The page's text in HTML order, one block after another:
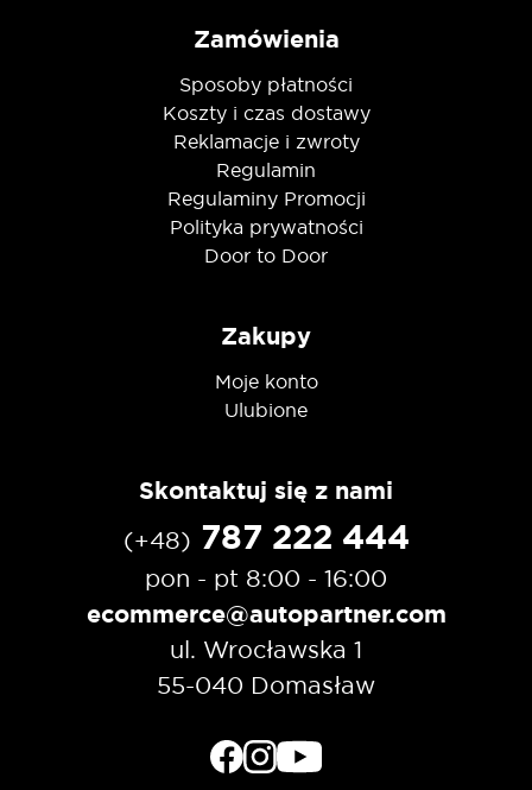
Zamówienia
Sposoby płatności
Koszty i czas dostawy
Reklamacje i zwroty
Regulamin
Regulaminy Promocji
Polityka prywatności
Door to Door
Zakupy
Moje konto
Ulubione
Skontaktuj się z nami
(+48) 787 222 444
pon - pt 8:00 - 16:00
ecommerce@autopartner.com
ul. Wrocławska 1
55-040 Domasław